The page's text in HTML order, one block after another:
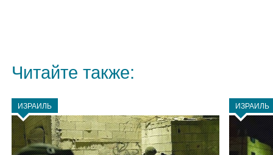
Читайте также:
ИЗРАИЛЬ ИЗРАИЛЬ